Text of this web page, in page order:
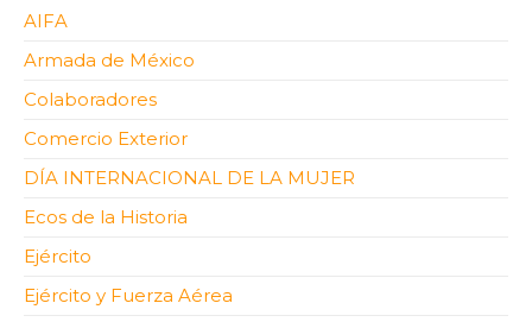
AIFA
Armada de México
Colaboradores
Comercio Exterior
DÍA INTERNACIONAL DE LA MUJER
Ecos de la Historia
Ejército
Ejército y Fuerza Aérea